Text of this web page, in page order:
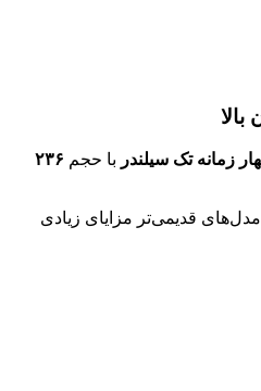
بالا
زمانه تک سیلندر با حجم ۲۳۶
قدیمی‌تر مزایای زیادی